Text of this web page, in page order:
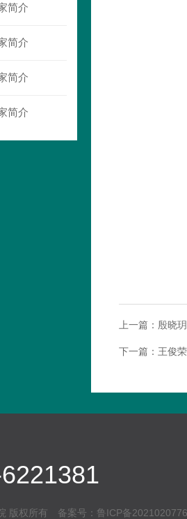
简介
简介
简介
简介
上一篇： 殷晓玥
下一篇： 王俊荣
版权所有 备案号： 鲁ICP备